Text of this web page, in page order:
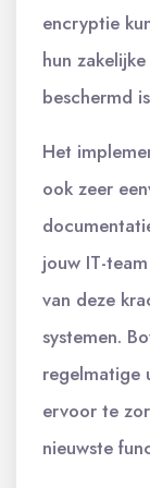
encryptie
hun
beschermd
Het
ook zeer
jouw IT-
van deze
systemen.
regelmatige
ervoor te
nieuwste